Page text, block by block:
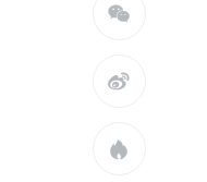


